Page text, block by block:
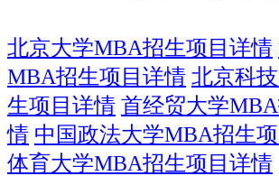
北京大学MBA招生项目详情
MBA招生项目详情 北京科
生项目详情 首经贸大学
情 中国政法大学MBA招生
体育大学MBA招生项目详情